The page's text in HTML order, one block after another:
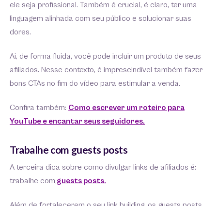
ele seja profissional. Também é crucial, é claro, ter uma
linguagem alinhada com seu público e solucionar suas
dores.
Ai, de forma fluida, você pode incluir um produto de seus
afiliados. Nesse contexto, é imprescindível também fazer
bons CTAs no fim do vídeo para estimular a venda.
Confira também: Como escrever um roteiro para
YouTube e encantar seus seguidores.
Trabalhe com guests posts
A terceira dica sobre como divulgar links de afiliados é:
trabalhe com guests posts.